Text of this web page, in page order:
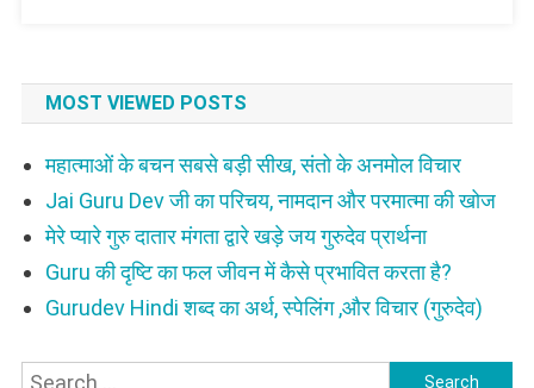
रचना
MOST VIEWED POSTS
महात्माओं के बचन सबसे बड़ी सीख, संतो के अनमोल विचार
Jai Guru Dev जी का परिचय, नामदान और परमात्मा की खोज
मेरे प्यारे गुरु दातार मंगता द्वारे खड़े जय गुरुदेव प्रार्थना
Guru की दृष्टि का फल जीवन में कैसे प्रभावित करता है?
Gurudev Hindi शब्द का अर्थ, स्पेलिंग ,और विचार (गुरुदेव)
Search